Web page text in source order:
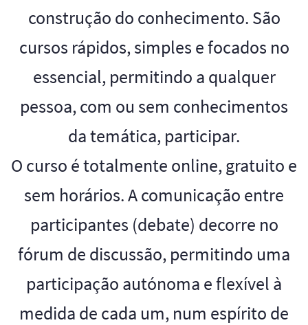
construção do conhecimento. São
cursos rápidos, simples e focados no
essencial, permitindo a qualquer
pessoa, com ou sem conhecimentos
da temática, participar.
O curso é totalmente online, gratuito e
sem horários. A comunicação entre
participantes (debate) decorre no
fórum de discussão, permitindo uma
participação autónoma e flexível à
medida de cada um, num espírito de